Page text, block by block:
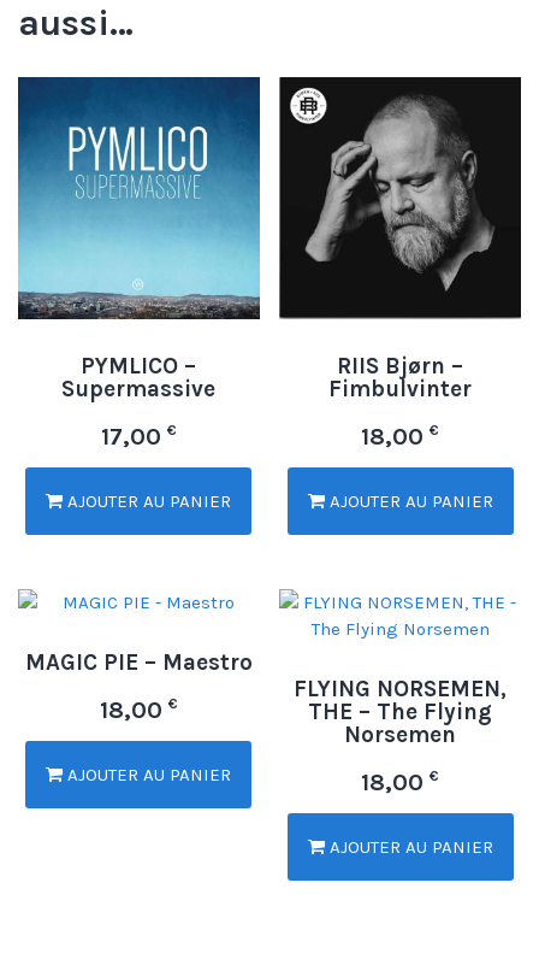
aussi…
PYMLICO –
Supermassive
17,00 €
AJOUTER AU PANIER
RIIS Bjørn –
Fimbulvinter
18,00€
AJOUTER AU PANIER
MAGIC PIE – Maestro
18,00 €
AJOUTER AU PANIER
FLYING NORSEMEN,
THE – The Flying
Norsemen
18,00€
AJOUTER AU PANIER